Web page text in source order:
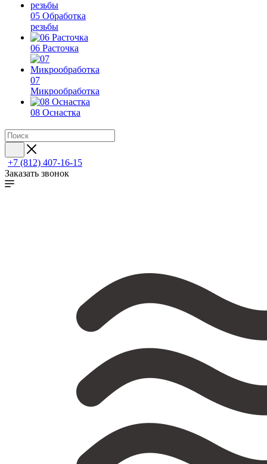
05 Обработка
резьбы
06 Расточка
07
Микрообработка
08 Оснастка
+7 (812) 407-16-15
Заказать звонок